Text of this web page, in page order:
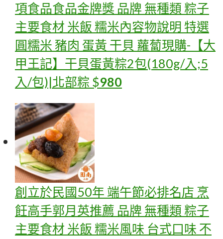
項食品食品金牌獎 品牌 無種類 粽子
主要食材 米飯 糯米內容物說明 特選
圓糯米 豬肉 蛋黃 干貝 蘿蔔現購-【大
甲王記】干貝蛋黃粽2包(180g/入;5
入/包)|北部粽 $980
創立於民國50年 端午節必排名店 烹
飪高手郭月英推薦 品牌 無種類 粽子
主要食材 米飯 糯米風味 台式口味 不